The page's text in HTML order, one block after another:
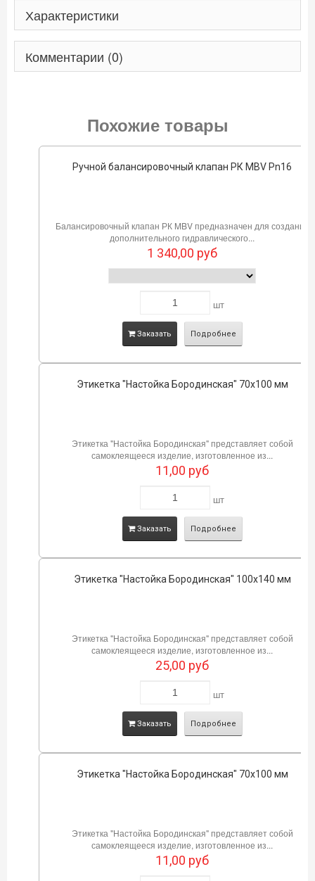
Характеристики
Комментарии (0)
Похожие товары
Ручной балансировочный клапан РК MBV Pn16
Балансировочный клапан РК MBV предназначен для создания
дополнительного гидравлического...
1 340,00 руб
шт
Заказать Подробнее
Этикетка "Настойка Бородинская" 70х100 мм
Этикетка "Настойка Бородинская" представляет собой
самоклеящееся изделие, изготовленное из...
11,00 руб
шт
Заказать Подробнее
Этикетка "Настойка Бородинская" 100х140 мм
Этикетка "Настойка Бородинская" представляет собой
самоклеящееся изделие, изготовленное из...
25,00 руб
шт
Заказать Подробнее
Этикетка "Настойка Бородинская" 70х100 мм
Этикетка "Настойка Бородинская" представляет собой
самоклеящееся изделие, изготовленное из...
11,00 руб